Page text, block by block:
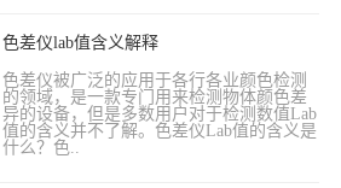
色差仪lab值含义解释
色差仪被广泛的应用于各行各业颜色检测
的领域，是一款专门用来检测物体颜色差
异的设备，但是多数用户对于检测数值Lab
值的含义并不了解。色差仪Lab值的含义是
什么？色..